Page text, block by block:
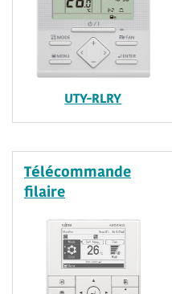
UTY-RLRY
Télécommande
filaire